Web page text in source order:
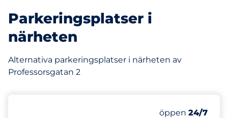
Parkeringsplatser i
närheten
Alternativa parkeringsplatser i närheten av
Professorsgatan 2
öppen 24/7